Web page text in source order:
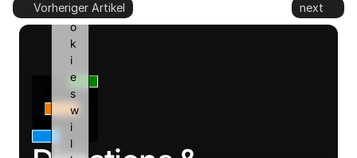
Vorheriger Artikel next
o
o
k
i
e
s
w
i
l